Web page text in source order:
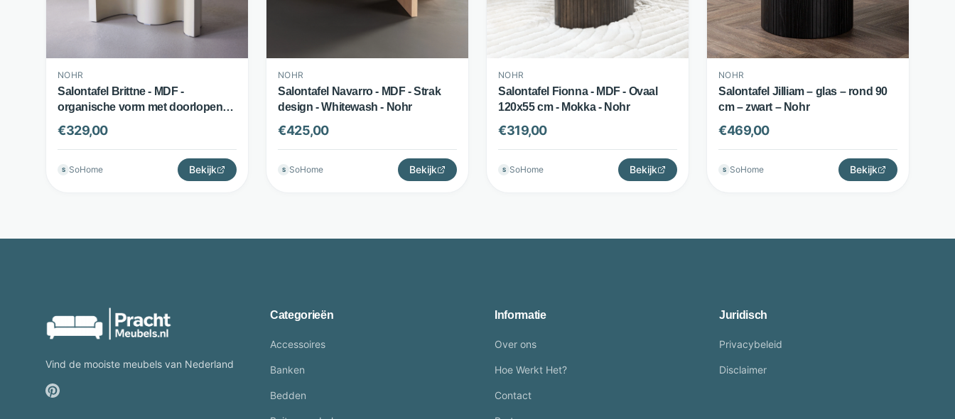
NOHR
Salontafel Brittne - MDF -
organische vorm met doorlopende
poot - beige - Nohr
€329,00
S SoHome Bekijk
NOHR
Salontafel Navarro - MDF - Strak
design - Whitewash - Nohr
€425,00
S SoHome Bekijk
NOHR
Salontafel Fionna - MDF - Ovaal
120x55 cm - Mokka - Nohr
€319,00
S SoHome Bekijk
NOHR
Salontafel Jilliam – glas – rond 90
cm – zwart – Nohr
€469,00
S SoHome Bekijk
Vind de mooiste meubels van Nederland
Categorieën
Accessoires
Banken
Bedden
Informatie
Over ons
Hoe Werkt Het?
Contact
Juridisch
Privacybeleid
Disclaimer